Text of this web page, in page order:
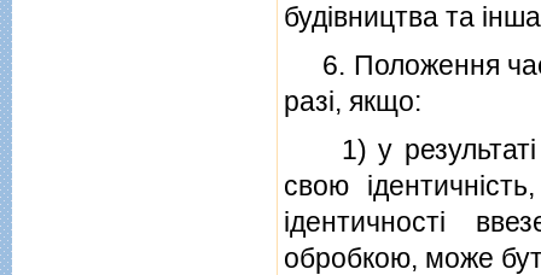
будiвництва та
6. Положення
разi, якщо:
1) у результатi
свою
iдентичностi
обробкою, може